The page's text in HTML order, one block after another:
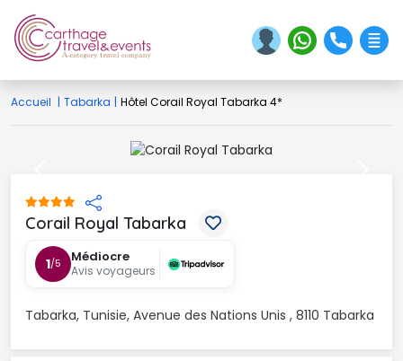
Accueil | Tabarka | Hôtel Corail Royal Tabarka 4*
Corail Royal Tabarka
1/5 Médiocre
Avis voyageurs
Tabarka, Tunisie, Avenue des Nations Unis , 8110 Tabarka